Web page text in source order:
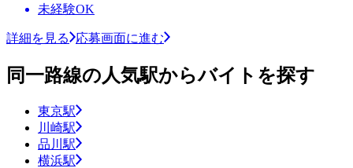
未経験OK
詳細を見る 応募画面に進む
同一路線の人気駅からバイトを探す
東京駅
川崎駅
品川駅
横浜駅